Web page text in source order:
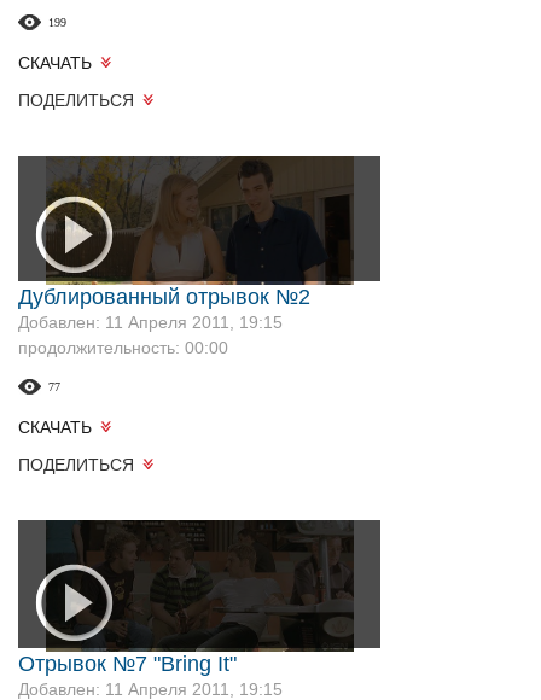
199
СКАЧАТЬ
ПОДЕЛИТЬСЯ
Дублированный отрывок №2
Добавлен: 11 Апреля 2011, 19:15
продолжительность: 00:00
77
СКАЧАТЬ
ПОДЕЛИТЬСЯ
Отрывок №7 "Bring It"
Добавлен: 11 Апреля 2011, 19:15